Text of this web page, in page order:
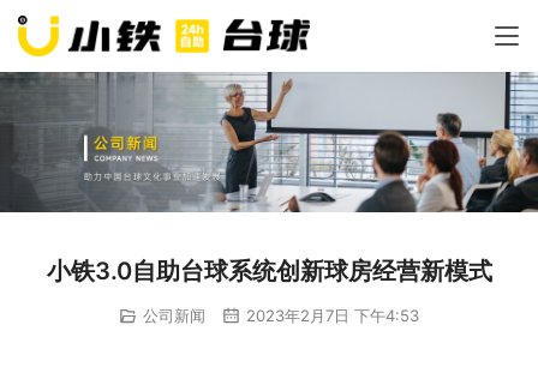
小铁3.0自助台球系统创新球房经营新模式
公司新闻 2023年2月7日 下午4:53